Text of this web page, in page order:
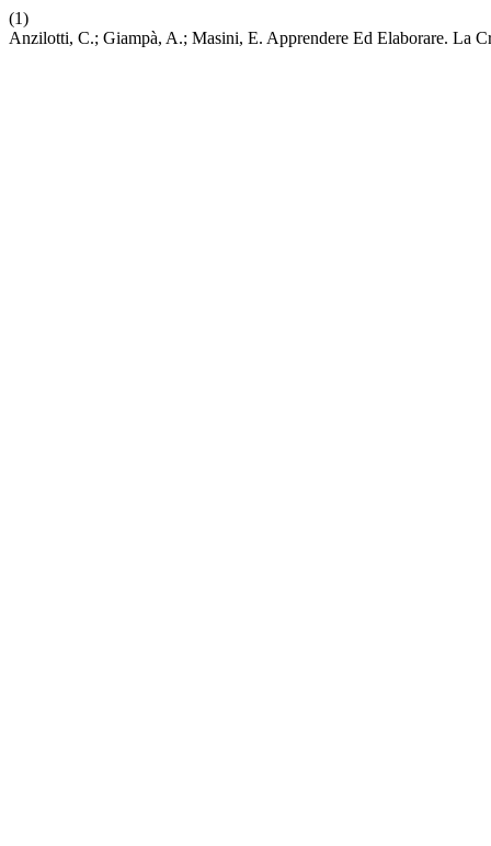
(1)
Anzilotti, C.; Giampà, A.; Masini, E. Apprendere Ed Elaborare. La